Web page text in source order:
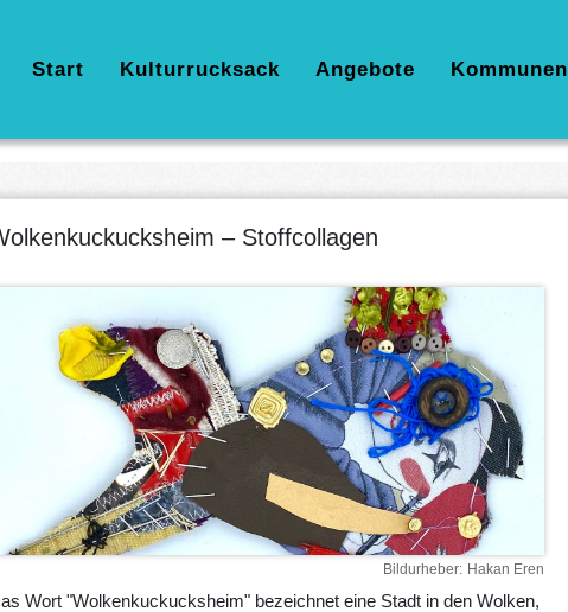
Hauptnavigation
Start Kulturrucksack Angebote Kommunen
– Stoffcollagen
Bildurheber Hakan Eren
Wort "Wolkenkuckucksheim" bezeichnet eine Stadt in den Wolken,